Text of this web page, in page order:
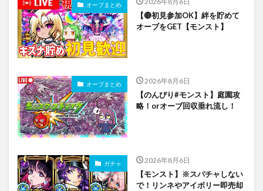
オーブまとめ
【🔴初見参加OK】絆を貯めて
オーブをGET【モンスト】
オーブまとめ 2026年8月6日
【のんびり#モンスト】庭園攻
略！orオーブ回収垂れ流し！
ガチャ 2026年8月6日
【モンスト】※スパチャしない
で！リンネやアイボリー即売却